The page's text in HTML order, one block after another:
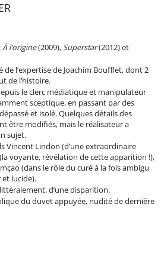
À l’origine(2009),Superstar(2012) et
l’expertise de Joachim Boufflet, dont 2
de l’histoire.
le clerc médiatique et manipulateur
sceptique, en passant par des
et isolé. Quelques détails des
être modifiés, mais le réalisateur a
sujet.
Vincent Lindon (d’une extraordinaire
voyante, révélation de cette apparition !),
(dans le rôle du curé à la fois ambigu
lucide).
d’une disparition.
du duvet appuyée, nudité de dernière